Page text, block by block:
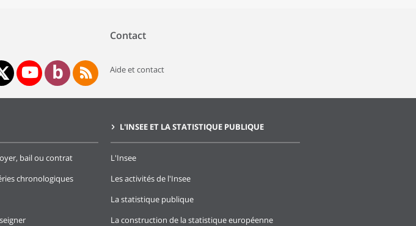
Contact
Aide et contact
bail ou contrat
chronologiques
L'INSEE ET LA STATISTIQUE PUBLIQUE
L'Insee
Les activités de l'Insee
La statistique publique
La construction de la statistique européenne